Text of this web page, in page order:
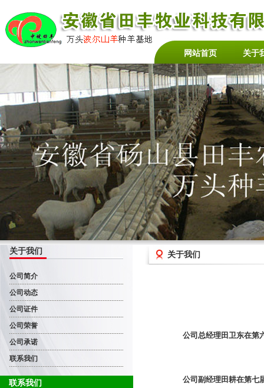
网站首页 关于
关于我们
公司简介
公司动态
公司证件
公司荣誉
公司承诺
联系我们
联系我们
关于我们
公司总经理田卫东在第
公司副经理田耕在第七